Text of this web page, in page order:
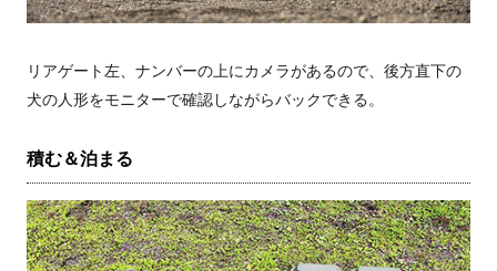
リアゲート左、ナンバーの上にカメラがあるので、後方直下の
犬の人形をモニターで確認しながらバックできる。
積む＆泊まる